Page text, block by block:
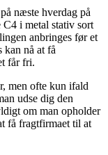
næste hverdag på
C4 i metal stativ sort
anbringes før et
kan nå at få
får fri.
men ofte kun ifald
udse dig den
om man opholder
få fragtfirmaet til at